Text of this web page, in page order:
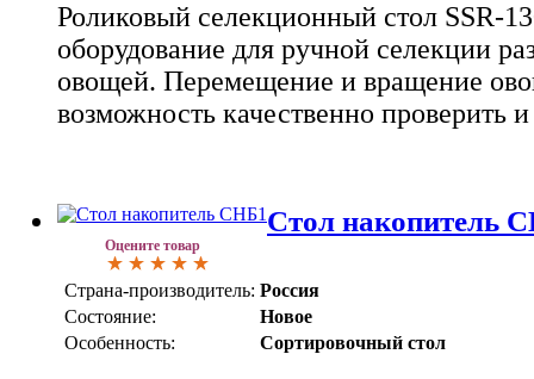
Роликовый селекционный стол SSR-
оборудование для ручной селекции
овощей. Перемещение и вращение
возможность качественно проверить
Оцените товар
Стол накопитель
Страна-производитель: Россия
Состояние:
Новое
Особенность:
Сортировочный стол